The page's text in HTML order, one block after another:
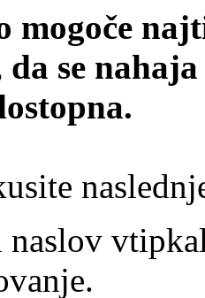
mogoče
se
naslov